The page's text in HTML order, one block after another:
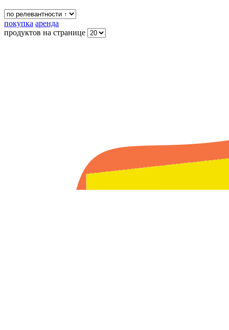
покупка аренда
продуктов на странице